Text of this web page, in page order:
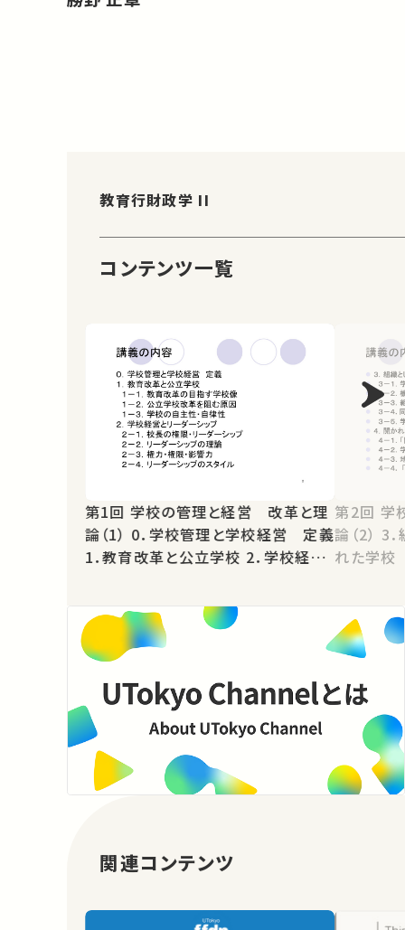
教育行財政学 II
コンテンツ一覧
第1回 学校の管理と経営 改革と理
論（1） 0．学校管理と学校経営 定義
1．教育改革と公立学校 2．学校経営
第2回 学校の管理と経営 改革と理
論（2） 3．組織としての学校 4．開か
れた学校
関連コンテンツ